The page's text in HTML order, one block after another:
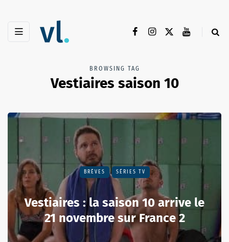
BROWSING TAG
Vestiaires saison 10
BRÈVES SÉRIES TV
Vestiaires : la saison 10 arrive le
21 novembre sur France 2